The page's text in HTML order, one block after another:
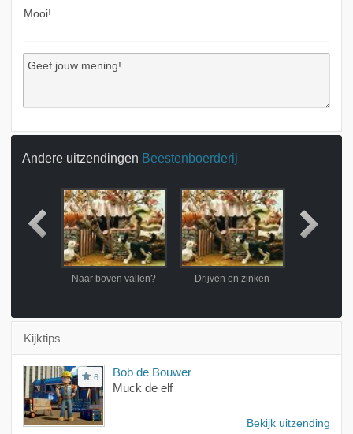
Mooi!
Andere uitzendingen Beestenboerderij
Naar boven vallen? Drijven en zinken
Kijktips
6
Bob de Bouwer
Muck de elf
Bekijk uitzending